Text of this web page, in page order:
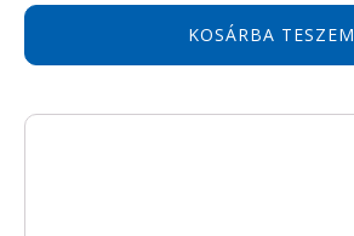
price
288900 Ft.
price
KOSÁRBA TESZEM